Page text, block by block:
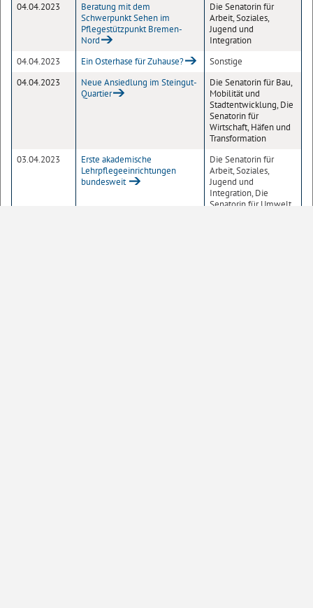
04.04.2023
Beratung mit dem
Schwerpunkt Sehen im
Pflegestützpunkt Bremen-
Nord
Die Senatorin für
Arbeit, Soziales,
Jugend und
Integration
04.04.2023
Ein Osterhase für Zuhause?
Sonstige
04.04.2023
Neue Ansiedlung im Steingut-
Quartier
Die Senatorin für Bau,
Mobilität und
Stadtentwicklung, Die
Senatorin für
Wirtschaft, Häfen und
Transformation
03.04.2023
Erste akademische
Lehrpflegeeinrichtungen
bundesweit
Die Senatorin für
Arbeit, Soziales,
Jugend und
Integration, Die
Senatorin für Umwelt,